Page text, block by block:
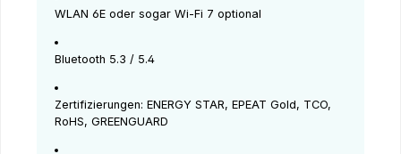
WLAN 6E oder sogar Wi-Fi 7 optional
Bluetooth 5.3 / 5.4
Zertifizierungen: ENERGY STAR, EPEAT Gold, TCO,
RoHS, GREENGUARD